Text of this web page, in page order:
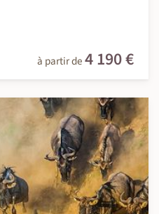
à partir de4 190 €